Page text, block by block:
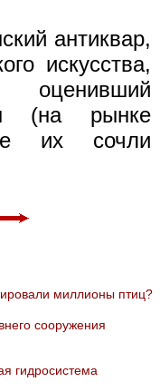
антиквар,
искусства,
(на рынке
их сочли
миллионы птиц?
сооружения
гидросистема